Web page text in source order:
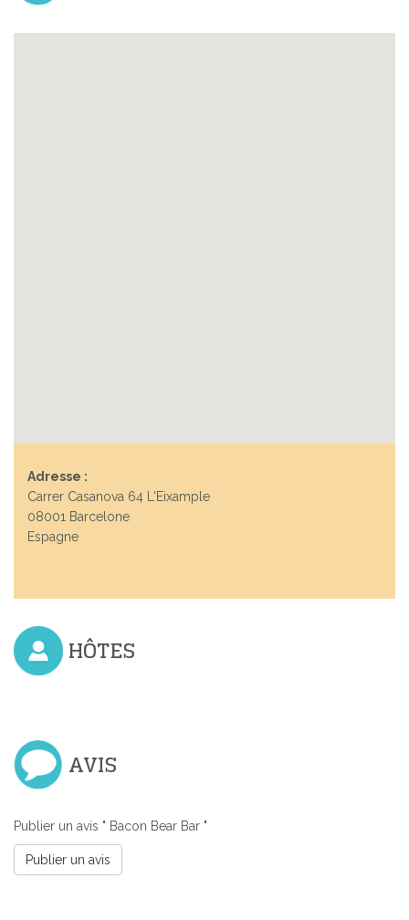
Adresse :
Carrer Casanova 64 L'Eixample
08001 Barcelone
Espagne
HÔTES
AVIS
Publier un avis " Bacon Bear Bar "
Publier un avis